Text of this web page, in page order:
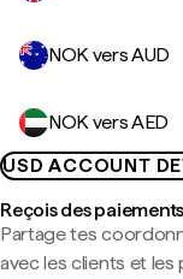
NOK vers AUD
NOK vers AED
USD ACCOUNT
Reçois des
Partage tes
avec les clients et